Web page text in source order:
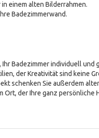
einem alten Bilderrahmen.
Badezimmerwand.
Badezimmer individuell
der Kreativität sind keine
schenken Sie außerdem
Ort, der Ihre ganz persönliche